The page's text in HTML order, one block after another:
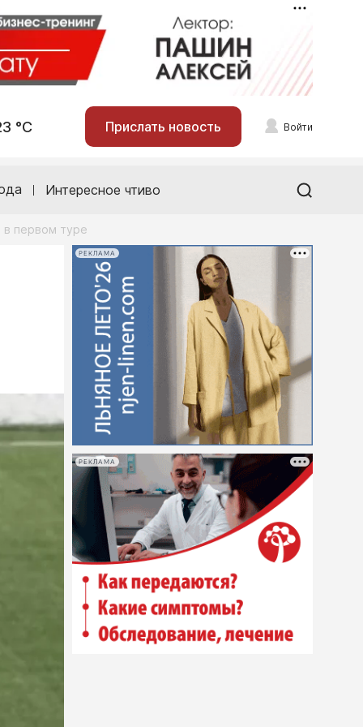
°С Прислать новость Войти
Интересное чтиво
в первом туре
РЕКЛАМА
РЕКЛАМА